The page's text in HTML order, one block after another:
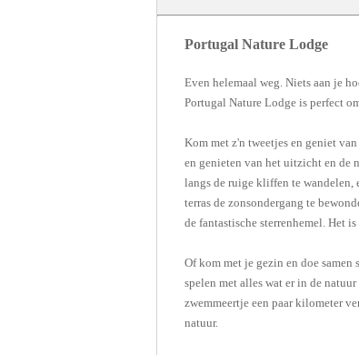
Portugal Nature Lodge
Even helemaal weg. Niets aan je
Portugal Nature Lodge is perfect
Kom met z'n tweetjes en geniet
en genieten van het uitzicht en de
langs de ruige kliffen te wandelen,
terras de zonsondergang te
de fantastische sterrenhemel. Het
Of kom met je gezin en doe
spelen met alles wat er in de
zwemmeertje een paar kilometer
natuur.